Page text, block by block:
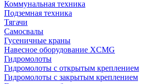
Коммунальная техника
Подземная техника
Тягачи
Самосвалы
Гусеничные краны
Навесное оборудование XCMG
Гидромолоты
Гидромолоты с открытым креплением
Гидромолоты с закрытым креплением